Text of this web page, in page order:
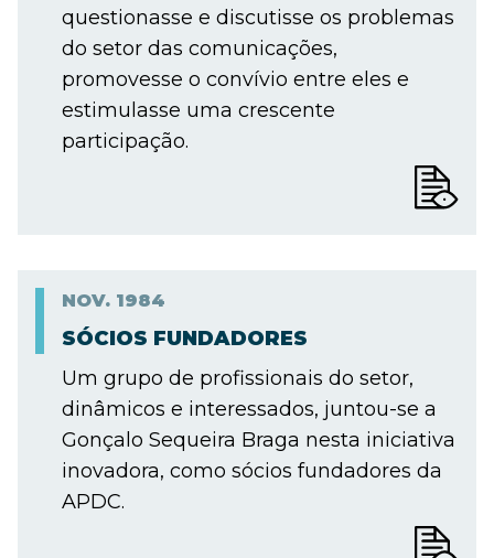
questionasse e discutisse os problemas
do setor das comunicações,
promovesse o convívio entre eles e
estimulasse uma crescente
participação.
NOV. 1984
SÓCIOS FUNDADORES
Um grupo de profissionais do setor,
dinâmicos e interessados, juntou-se a
Gonçalo Sequeira Braga nesta iniciativa
inovadora, como sócios fundadores da
APDC.